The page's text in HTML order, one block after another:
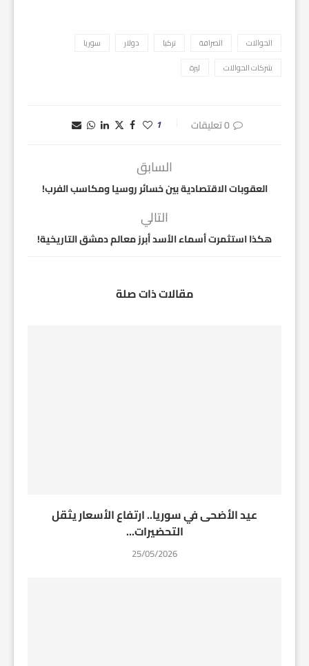
الحوالات الصرافة تركيا دولار
سوريا
شركات الحوالات
ليرة
0 تعليقات 1
السابق
العقوبات الاقتصادية بين خسائر روسيا ومكاسب الفرب!
التالي
هكذا استثمرت أسماء الأسد أبرز معالم دمشق التاريخية!
مقالات ذات صلة
عيد الأضحى في سوريا.. ارتفاع الأسعار يثقل
التحضيرات...
25/05/2026